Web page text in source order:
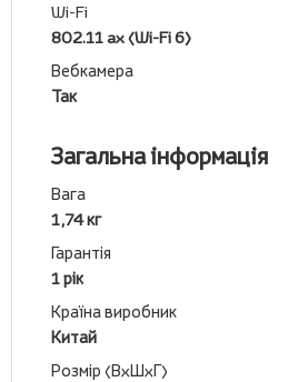
Wi-Fi
802.11 ax (Wi-Fi 6)
Вебкамера
Так
Загальна інформація
Вага
1,74 кг
Гарантія
1 рік
Країна виробник
Китай
Розмір (ВхШхГ)